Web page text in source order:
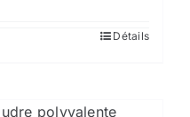
Détails